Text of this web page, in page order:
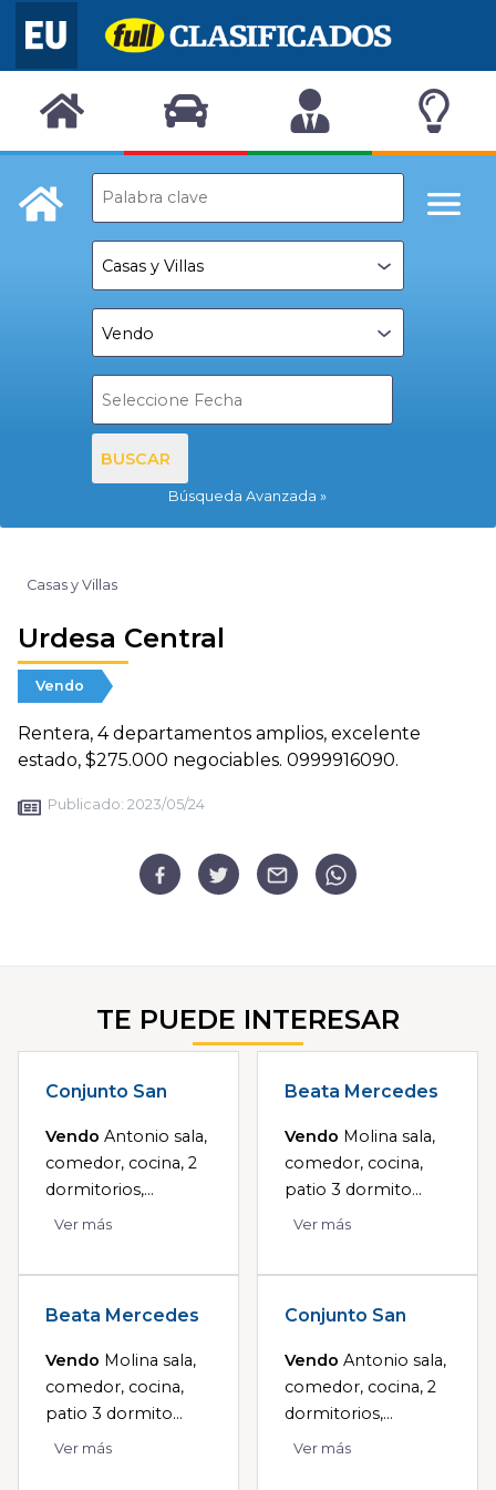
BUSCAR
Búsqueda Avanzada
Casas y Villas
Urdesa Central
Vendo
Rentera, 4 departamentos amplios, excelente
estado, $275.000 negociables. 0999916090.
Publicado: 2023/05/24
TE PUEDE INTERESAR
Conjunto San
Vendo Antonio sala,
comedor, cocina, 2
dormitorios,...
Ver más
Beata Mercedes
Vendo Molina sala,
comedor, cocina,
patio 3 dormito...
Ver más
Beata Mercedes
Vendo Molina sala,
comedor, cocina,
patio 3 dormito...
Ver más
Conjunto San
Vendo Antonio sala,
comedor, cocina, 2
dormitorios,...
Ver más